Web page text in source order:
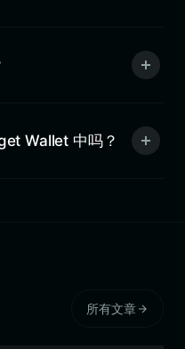
Wallet 中吗？
所有文章